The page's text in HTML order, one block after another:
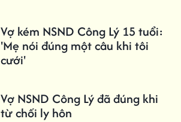
Vợ kém NSND Công Lý 15 tuổi:
'Mẹ nói đúng một câu khi tôi
cưới'
Vợ NSND Công Lý đã đúng khi
từ chối ly hôn